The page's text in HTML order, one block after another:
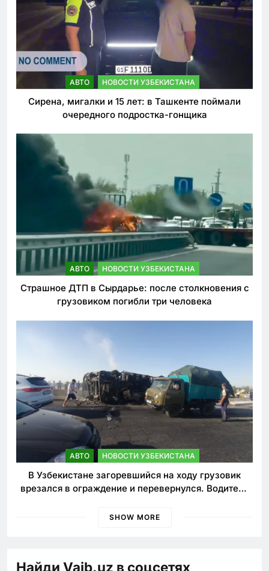
АВТО НОВОСТИ УЗБЕКИСТАНА
Сирена, мигалки и 15 лет: в Ташкенте поймали
очередного подростка-гонщика
АВТО НОВОСТИ УЗБЕКИСТАНА
Страшное ДТП в Сырдарье: после столкновения с
грузовиком погибли три человека
АВТО НОВОСТИ УЗБЕКИСТАНА
В Узбекистане загоревшийся на ходу грузовик
врезался в ограждение и перевернулся. Водитель
SHOW MORE
Найди Vaib.uz в соцсетях